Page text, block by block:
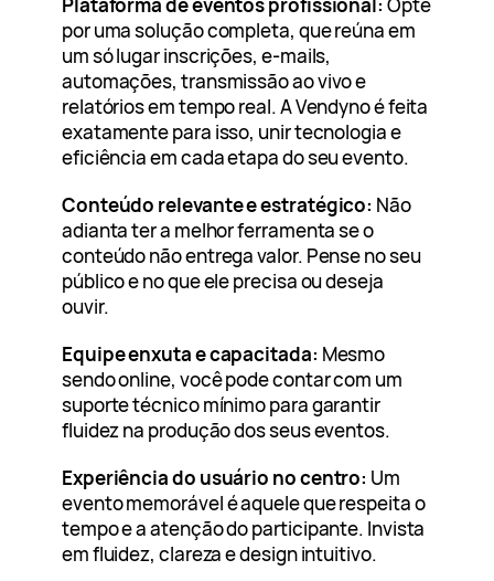
por uma solução completa, que reúna em
um só lugar inscrições, e-mails,
automações, transmissão ao vivo e
relatórios em tempo real. A Vendyno é feita
exatamente para isso, unir tecnologia e
eficiência em cada etapa do seu evento.
Conteúdo relevante e estratégico: Não
adianta ter a melhor ferramenta se o
conteúdo não entrega valor. Pense no seu
público e no que ele precisa ou deseja
ouvir.
Equipe enxuta e capacitada: Mesmo
sendo online, você pode contar com um
suporte técnico mínimo para garantir
fluidez na produção dos seus eventos.
Experiência do usuário no centro: Um
evento memorável é aquele que respeita o
tempo e a atenção do participante. Invista
em fluidez, clareza e design intuitivo.